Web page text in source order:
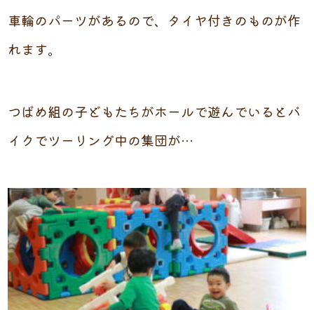
車輪のパーツがあるので、タイヤ付きのものが作
れます。
つばめ組の子どもたちがホールで遊んでいるとバ
イクでツーリング中の集団が…